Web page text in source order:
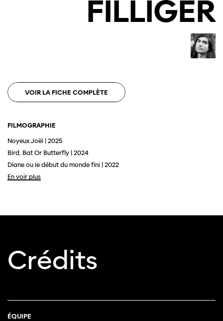
FILLIGER
VOIR LA FICHE COMPLÈTE
FILMOGRAPHIE
Noyeux Joël | 2025
Bird, Bat Or Butterfly | 2024
Diane ou le début du monde fini | 2022
En voir plus
Crédits
ÉQUIPE